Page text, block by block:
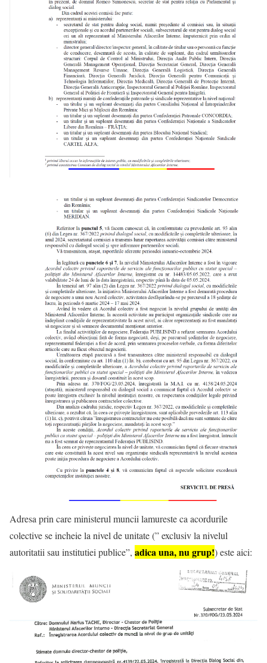
Adresa prin care ministerul muncii lamureste ca acordurile
colective se incheie la nivel de unitate (” exclusiv la nivelul
autoritatii sau institutiei publice”, adica una, nu grup!) este aici: